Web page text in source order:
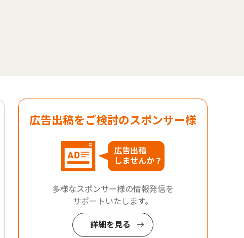
広告出稿をご検討のスポンサー様
広告出稿
しませんか？
多様なスポンサー様の情報発信を
サポートいたします。
詳細を見る